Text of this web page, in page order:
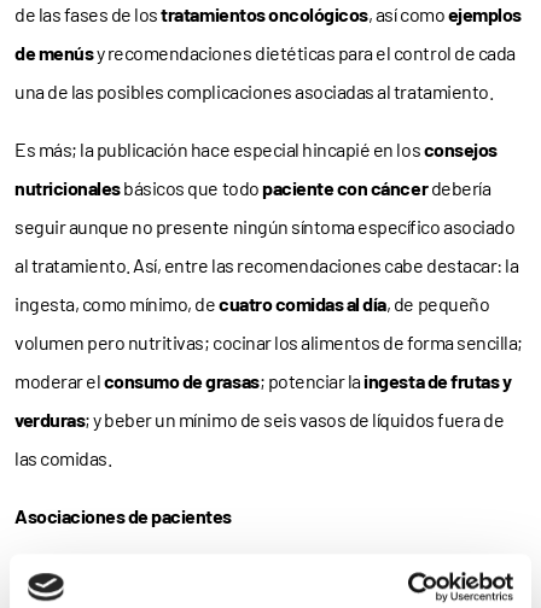
de las fases de lostratamientos oncológicos, así comoejemplos
de menúsy recomendaciones dietéticas para el control de cada
una de las posibles complicaciones asociadas al tratamiento.
Es más; la publicación hace especial hincapié en losconsejos
nutricionalesbásicos que todopaciente con cáncerdebería
seguir aunque no presente ningún síntoma específico asociado
al tratamiento. Así, entre las recomendaciones cabe destacar: la
ingesta, como mínimo, decuatro comidas al día, de pequeño
volumen pero nutritivas; cocinar los alimentos de forma sencilla;
moderar elconsumo de grasas; potenciar laingesta de frutas y
verduras; y beber un mínimo de seis vasos de líquidos fuera de
las comidas.
Asociaciones de pacientes
En la actualidad, como explican los autores, “el cáncer es una de